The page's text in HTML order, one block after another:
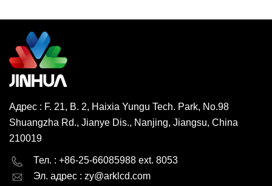
Адрес : F. 21, B. 2, Haixia Yungu Tech. Park, No.98
Shuangzha Rd., Jianye Dis., Nanjing, Jiangsu, China
210019
Тел. : +86-25-66085988 ext. 8053
Эл. адрес : zy@arklcd.com
English Deutsch
русский español